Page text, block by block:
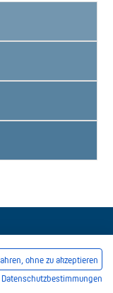
Of Trading
ohne zu akzeptieren
Datenschutzbestimmungen